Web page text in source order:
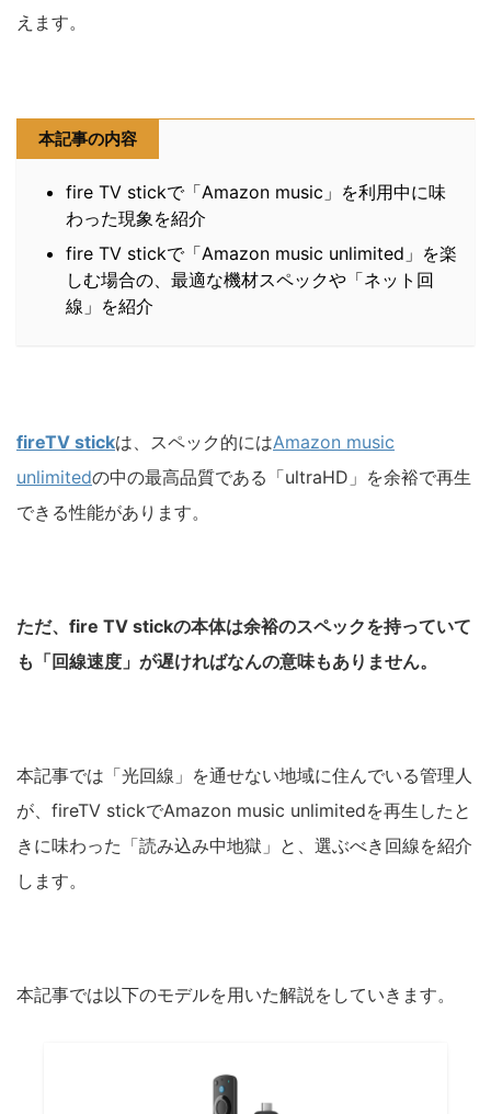
えます。
本記事の内容
fire TV stickで「Amazon music」を利用中に味
わった現象を紹介
fire TV stickで「Amazon music unlimited」を楽
しむ場合の、最適な機材スペックや「ネット回
線」を紹介
fireTV stickは、スペック的にはAmazon music
unlimitedの中の最高品質である「ultraHD」を余裕で再生
できる性能があります。
ただ、fire TV stickの本体は余裕のスペックを持っていて
も「回線速度」が遅ければなんの意味もありません。
本記事では「光回線」を通せない地域に住んでいる管理人
が、fireTV stickでAmazon music unlimitedを再生したと
きに味わった「読み込み中地獄」と、選ぶべき回線を紹介
します。
本記事では以下のモデルを用いた解説をしていきます。